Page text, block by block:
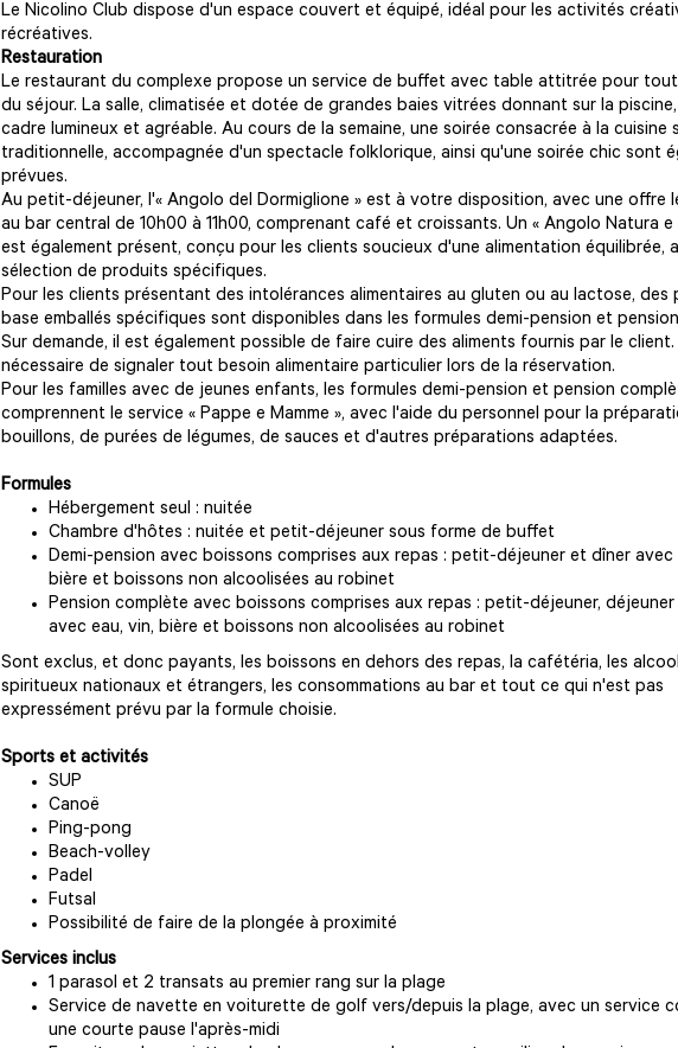
Le Nicolino Club dispose d'un espace couvert et équipé, idéal pour les activités
récréatives.
Restauration
Le restaurant du complexe propose un service de buffet avec table attitrée pour
du séjour. La salle, climatisée et dotée de grandes baies vitrées donnant sur la
cadre lumineux et agréable. Au cours de la semaine, une soirée consacrée à la cuisine
traditionnelle, accompagnée d'un spectacle folklorique, ainsi qu'une soirée chic sont
prévues.
Au petit-déjeuner, l'« Angolo del Dormiglione » est à votre disposition, avec une offre
au bar central de 10h00 à 11h00, comprenant café et croissants. Un « Angolo Natura e
est également présent, conçu pour les clients soucieux d'une alimentation équilibrée,
sélection de produits spécifiques.
Pour les clients présentant des intolérances alimentaires au gluten ou au lactose, des
base emballés spécifiques sont disponibles dans les formules demi-pension et
Sur demande, il est également possible de faire cuire des aliments fournis par le client.
nécessaire de signaler tout besoin alimentaire particulier lors de la réservation.
Pour les familles avec de jeunes enfants, les formules demi-pension et pension
comprennent le service « Pappe e Mamme », avec l'aide du personnel pour la
bouillons, de purées de légumes, de sauces et d'autres préparations adaptées.
Formules
Hébergement seul : nuitée
Chambre d'hôtes : nuitée et petit-déjeuner sous forme de buffet
Demi-pension avec boissons comprises aux repas : petit-déjeuner et dîner avec
bière et boissons non alcoolisées au robinet
Pension complète avec boissons comprises aux repas : petit-déjeuner,
avec eau, vin, bière et boissons non alcoolisées au robinet
Sont exclus, et donc payants, les boissons en dehors des repas, la cafétéria, les
spiritueux nationaux et étrangers, les consommations au bar et tout ce qui n'est pas
expressément prévu par la formule choisie.
Sports et activités
SUP
Canoë
Ping-pong
Beach-volley
Padel
Futsal
Possibilité de faire de la plongée à proximité
Services inclus
1 parasol et 2 transats au premier rang sur la plage
Service de navette en voiturette de golf vers/depuis la plage, avec un service
une courte pause l'après-midi